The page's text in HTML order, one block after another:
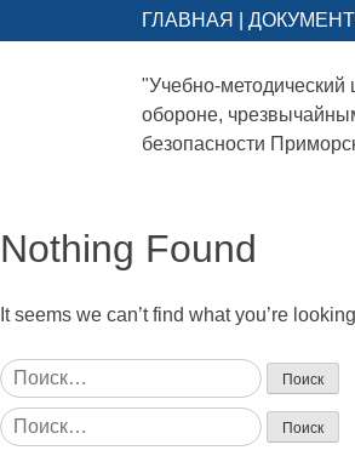
ГЛАВНАЯ
"Учебно-методический
обороне,
безопасности
Nothing Found
It seems we can’t find what you’re
Найти:
Найти: